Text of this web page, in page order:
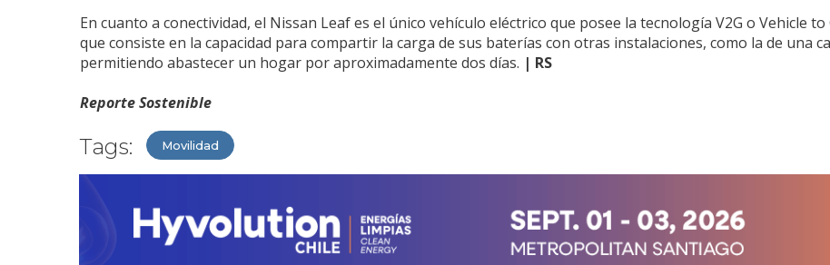
En cuanto a conectividad, el Nissan Leaf es el único vehículo eléctrico que posee la tecnología V2G o Vehicle to
que consiste en la capacidad para compartir la carga de sus baterías con otras instalaciones, como la de una
permitiendo abastecer un hogar por aproximadamente dos días. | RS
Reporte Sostenible
Tags: Movilidad